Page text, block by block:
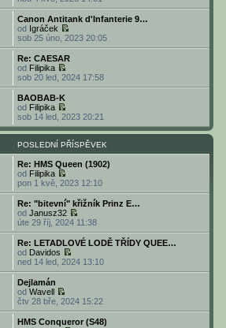
ě
v
e
k
p
ř
í
p
ě
k
e
d
n
í
p
ř
p
ě
k
z
t
p
o
s
d
n
ř
í
s
p
ě
v
k
o
b
r
a
z
t
p
o
s
d
n
í
p
ř
í
p
ě
v
e
k
Canon Antitank d'Infanterie 9…
od Igráček
Z
o
b
r
a
z
p
o
s
l
e
n
í
p
ř
s
p
ě
v
e
k
sob 25 úno, 2023 20:05
Re: CAESAR
od Filipika
Z
o
a
z
i
t
o
s
l
e
d
í
p
ř
í
s
p
ě
k
sob 20 led, 2024 17:58
BAOBAB-K
od Filipika
Z
o
b
r
a
z
t
p
o
s
l
e
d
n
í
p
ř
p
ě
v
sob 14 led, 2023 20:21
POSLEDNÍ PŘÍSPĚVEK
Re: HMS Queen (1902)
od Filipika
Z
o
b
r
a
z
t
p
o
s
d
n
í
pon 1 kvě, 2023 12:10
Re: "bitevní" křižník Prinz E…
od Janusz32
Z
o
b
r
a
z
p
o
s
l
úte 29 říj, 2024 11:38
Re: LETADLOVÉ LODĚ TŘÍDY QUEE…
od Davidos
Z
o
a
z
ned 14 led, 2024 13:10
Dejlamán
od Wavell
Z
o
b
čtv 28 bře, 2024 15:22
HMS Conqueror (S48)